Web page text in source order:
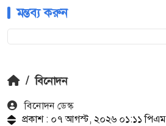
মন্তব্য করুন
/ বিনোদন
বিনোদন ডেস্ক
প্রকাশ : ০৭ আগস্ট, ২০২৬ ০১:১১ পিএম